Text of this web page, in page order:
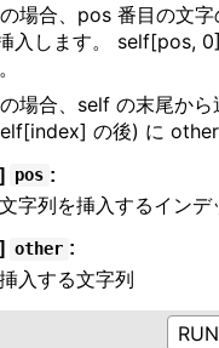
場合、pos 番目の文字
入します。 self[pos,
場合、self の末尾から
の後) に other
pos :
文字列を挿入するインデ
other :
挿入する文字列
RUN